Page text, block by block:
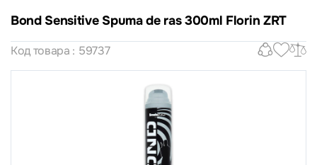
Bond Sensitive Spuma de ras 300ml Florin ZRT
Код товара : 59737